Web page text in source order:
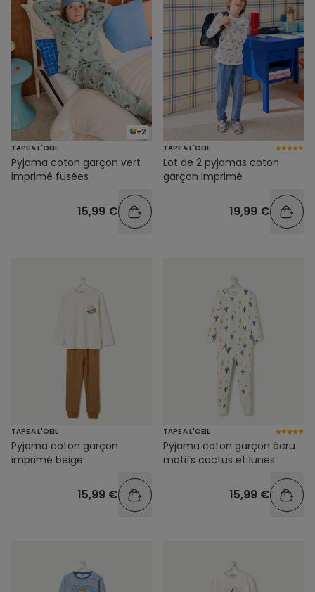
+2
TAPE A L'OEIL
Pyjama coton garçon vert
imprimé fusées
15,99 €
TAPE A L'OEIL
Lot de 2 pyjamas coton
garçon imprimé
19,99 €
TAPE A L'OEIL
Pyjama coton garçon
imprimé beige
15,99 €
TAPE A L'OEIL
Pyjama coton garçon écru
motifs cactus et lunes
15,99 €